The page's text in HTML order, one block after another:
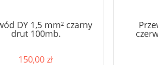
DY 1,5 mm² czarny
drut 100mb.
150,00 zł